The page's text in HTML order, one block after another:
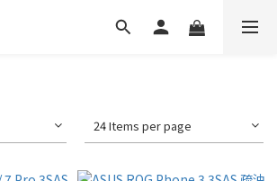
24 Items per page